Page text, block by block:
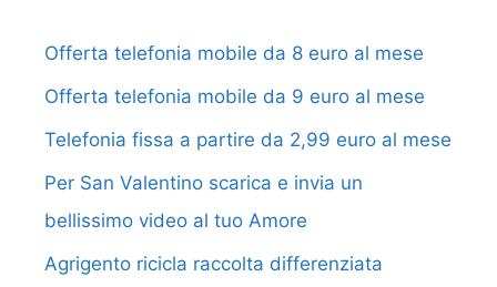
Offerta telefonia mobile da 8 euro al mese
Offerta telefonia mobile da 9 euro al mese
Telefonia fissa a partire da 2,99 euro al mese
Per San Valentino scarica e invia un
bellissimo video al tuo Amore
Agrigento ricicla raccolta differenziata